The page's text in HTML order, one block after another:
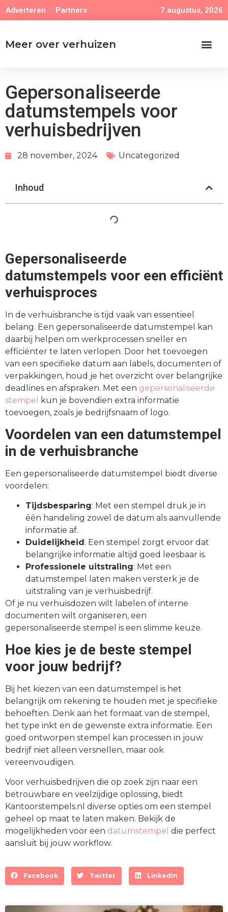
Adverteren Partners 7 augustus, 2026
Meer over verhuizen
Gepersonaliseerde
datumstempels voor
verhuisbedrijven
28 november, 2024 Uncategorized
Inhoud
Gepersonaliseerde
datumstempels voor een efficiënt
verhuisproces
In de verhuisbranche is tijd vaak van essentieel
belang. Een gepersonaliseerde datumstempel kan
daarbij helpen om werkprocessen sneller en
efficiënter te laten verlopen. Door het toevoegen
van een specifieke datum aan labels, documenten of
verpakkingen, houd je het overzicht over belangrijke
deadlines en afspraken. Met een gepersonaliseerde
stempel
kun je bovendien extra informatie
toevoegen, zoals je bedrijfsnaam of logo.
Voordelen van een datumstempel
in de verhuisbranche
Een gepersonaliseerde datumstempel biedt diverse
voordelen:
Tijdsbesparing: Met een stempel druk je in
één handeling zowel de datum als aanvullende
informatie af.
Duidelijkheid: Een stempel zorgt ervoor dat
belangrijke informatie altijd goed leesbaar is.
Professionele uitstraling: Met een
datumstempel laten maken versterk je de
uitstraling van je verhuisbedrijf.
Of je nu verhuisdozen wilt labelen of interne
documenten wilt organiseren, een
gepersonaliseerde stempel is een slimme keuze.
Hoe kies je de beste stempel
voor jouw bedrijf?
Bij het kiezen van een datumstempel is het
belangrijk om rekening te houden met je specifieke
behoeften. Denk aan het formaat van de stempel,
het type inkt en de gewenste extra informatie. Een
goed ontworpen stempel kan processen in jouw
bedrijf niet alleen versnellen, maar ook
vereenvoudigen.
Voor verhuisbedrijven die op zoek zijn naar een
betrouwbare en veelzijdige oplossing, biedt
Kantoorstempels.nl diverse opties om een stempel
geheel op maat te laten maken. Bekijk de
mogelijkheden voor een datumstempel die perfect
aansluit bij jouw workflow.
Facebook Twitter LinkedIn